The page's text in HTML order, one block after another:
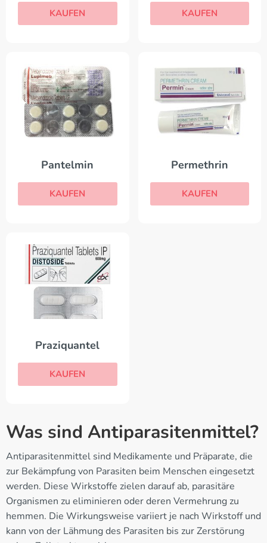
KAUFEN KAUFEN
Pantelmin
KAUFEN
Permethrin
KAUFEN
Praziquantel
KAUFEN
Was sind Antiparasitenmittel?
Antiparasitenmittel sind Medikamente und Präparate, die
zur Bekämpfung von Parasiten beim Menschen eingesetzt
werden. Diese Wirkstoffe zielen darauf ab, parasitäre
Organismen zu eliminieren oder deren Vermehrung zu
hemmen. Die Wirkungsweise variiert je nach Wirkstoff und
kann von der Lähmung des Parasiten bis zur Zerstörung